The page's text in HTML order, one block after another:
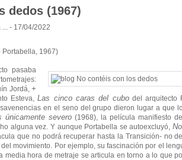
dedos (1967)
- 17/04/2022
Portabella, 1967)
pasaba
Jordá, +
Esteva,Las cinco caras del cubodel arquitecto
en el seno del grupo dieron lugar a que
únicamente severo (1968), la película manifiesto
alguna vez. Y aunque Portabella se autoexcluyó,
que no podrá recuperar hasta la Transición- no
movimiento. Por ejemplo, su fascinación por el
media hora de metraje se articula en torno a lo que